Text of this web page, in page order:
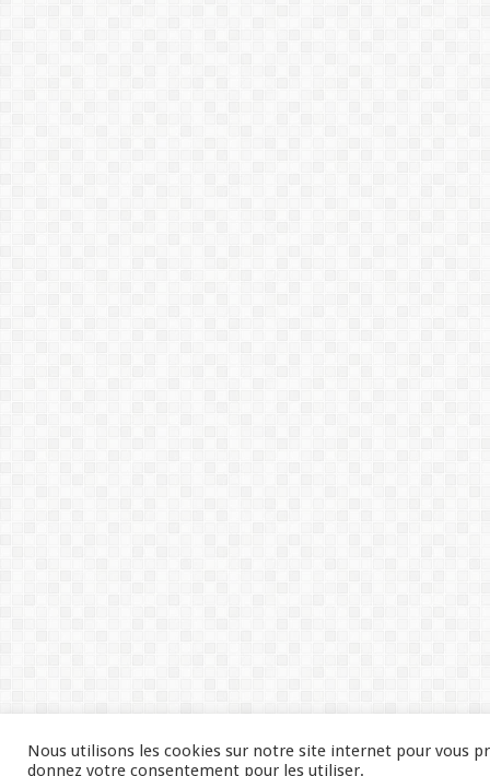
Nous utilisons les cookies sur notre site internet pour vous
donnez votre consentement pour les utiliser.